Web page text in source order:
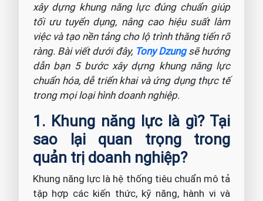
xây dựng khung năng lực đúng chuẩn giúp
tối ưu tuyển dụng, nâng cao hiệu suất làm
việc và tạo nền tảng cho lộ trình thăng tiến rõ
ràng. Bài viết dưới đây, Tony Dzungsẽ hướng
dẫn bạn 5 bước xây dựng khung năng lực
chuẩn hóa, dễ triển khai và ứng dụng thực tế
trong mọi loại hình doanh nghiệp.
1. Khung năng lực là gì? Tại
sao lại quan trọng trong
quản trị doanh nghiệp?
Khung năng lực là hệ thống tiêu chuẩn mô tả
tập hợp các kiến thức, kỹ năng, hành vi và